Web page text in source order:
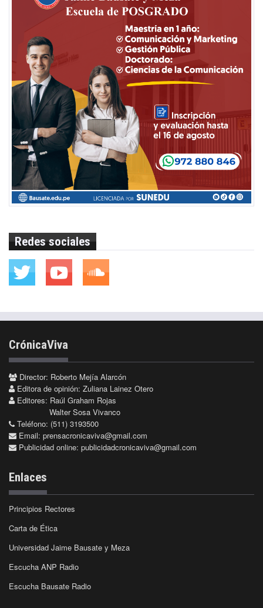
Redes sociales
CrónicaViva
Director: Roberto Mejía Alarcón
Editora de opinión: Zuliana Lainez Otero
Editores: Raúl Graham Rojas
Walter Sosa Vivanco
Teléfono: (511) 3193500
Email: prensacronicaviva@gmail.com
Publicidad online: publicidadcronicaviva@gmail.com
Enlaces
Principios Rectores
Carta de Ética
Universidad Jaime Bausate y Meza
Escucha ANP Radio
Escucha Bausate Radio